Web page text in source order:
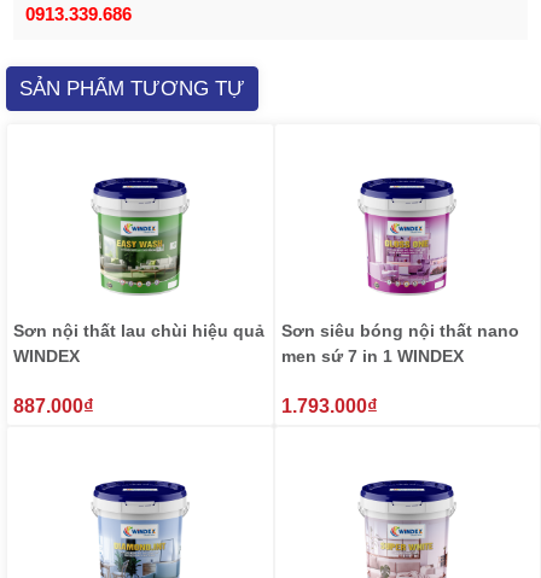
0913.339.686
SẢN PHẨM TƯƠNG TỰ
Sơn nội thất lau chùi hiệu quả
WINDEX
887.000₫
Sơn siêu bóng nội thất nano
men sứ 7 in 1 WINDEX
1.793.000₫